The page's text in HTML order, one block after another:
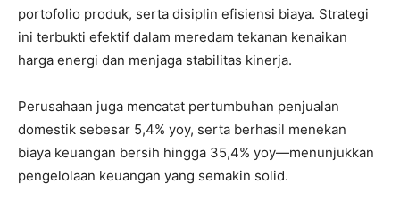
portofolio produk, serta disiplin efisiensi biaya. Strategi
ini terbukti efektif dalam meredam tekanan kenaikan
harga energi dan menjaga stabilitas kinerja.
Perusahaan juga mencatat pertumbuhan penjualan
domestik sebesar 5,4% yoy, serta berhasil menekan
biaya keuangan bersih hingga 35,4% yoy—menunjukkan
pengelolaan keuangan yang semakin solid.